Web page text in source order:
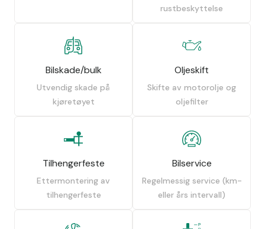
rustbeskyttelse
Bilskade/bulk
Utvendig skade på
kjøretøyet
Oljeskift
Skifte av motorolje og
oljefilter
Tilhengerfeste
Ettermontering av
tilhengerfeste
Bilservice
Regelmessig service (km-
eller års intervall)